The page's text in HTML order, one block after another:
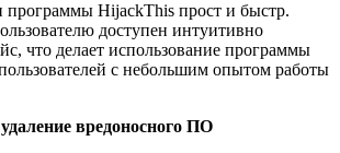
программы HijackThis прост и быстр.
доступен интуитивно
что делает использование программы
с небольшим опытом работы
вредоносного ПО